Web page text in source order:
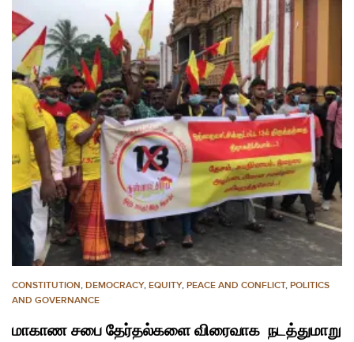
CONSTITUTION, DEMOCRACY, EQUITY, PEACE AND CONFLICT, POLITICS
AND GOVERNANCE
மாகாண சபை தேர்தல்களை விரைவாக நடத்துமாறு